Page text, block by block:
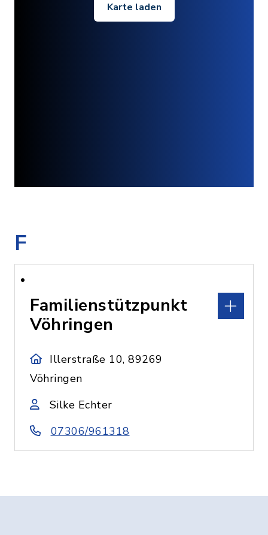
Karte laden
F
Familienstützpunkt
Vöhringen
Illerstraße 10, 89269
Vöhringen
Silke Echter
07306/961318